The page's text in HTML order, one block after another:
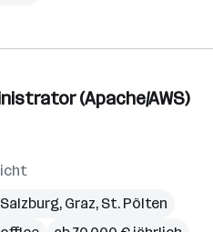
(Apache/AWS)
Salzburg, Graz, St. Pölten